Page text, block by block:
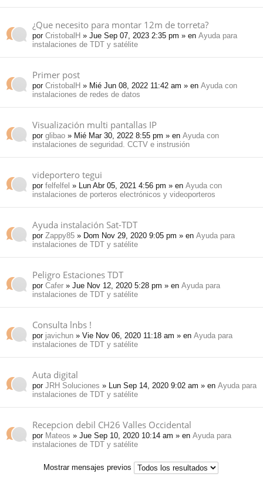
¿Que necesito para montar 12m de torreta?
por CristobalH » Jue Sep 07, 2023 2:35 pm » en Ayuda para
instalaciones de TDT y satélite
Primer post
por CristobalH » Mié Jun 08, 2022 11:42 am » en Ayuda con
instalaciones de redes de datos
Visualización multi pantallas IP
por glibao » Mié Mar 30, 2022 8:55 pm » en Ayuda con
instalaciones de seguridad. CCTV e instrusión
videportero tegui
por felfelfel » Lun Abr 05, 2021 4:56 pm » en Ayuda con
instalaciones de porteros electrónicos y videoporteros
Ayuda instalación Sat-TDT
por Zappy85 » Dom Nov 29, 2020 9:05 pm » en Ayuda para
instalaciones de TDT y satélite
Peligro Estaciones TDT
por Cafer » Jue Nov 12, 2020 5:28 pm » en Ayuda para
instalaciones de TDT y satélite
Consulta lnbs !
por javichun » Vie Nov 06, 2020 11:18 am » en Ayuda para
instalaciones de TDT y satélite
Auta digital
por JRH Soluciones » Lun Sep 14, 2020 9:02 am » en Ayuda para
instalaciones de TDT y satélite
Recepcion debil CH26 Valles Occidental
por Mateos » Jue Sep 10, 2020 10:14 am » en Ayuda para
instalaciones de TDT y satélite
Mostrar mensajes previos